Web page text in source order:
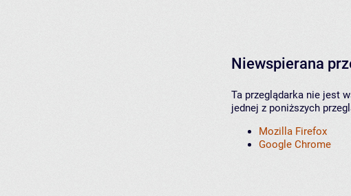
Niewspierana
Ta przeglądarka nie jest
jednej z poniższych
Mozilla Firefox
Google Chrome